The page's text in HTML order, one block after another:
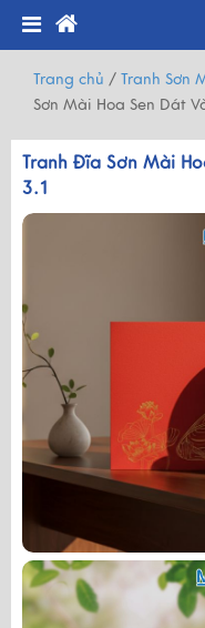
Trang chủ / Tranh Sơn
Sơn Mài Hoa Sen Dát
Tranh Đĩa Sơn Mài
3.1